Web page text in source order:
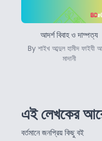
আদর্শ বিবাহ ও দাম্পত্য
By শাইখ আব্দুল হামীদ ফাইযী
মাদানী
এই লেখকের
বর্তমানে জনপ্রিয় কিছু বই